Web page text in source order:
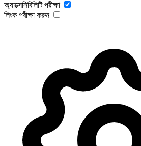
অ্যাক্সেসিবিলিটি পরীক্ষা
লিংক পরীক্ষা করুন